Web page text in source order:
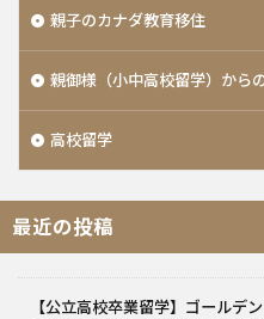
親子のカナダ教育移住
親御様（小中高校留学）から
高校留学
最近の投稿
【公立高校卒業留学】ゴールデ